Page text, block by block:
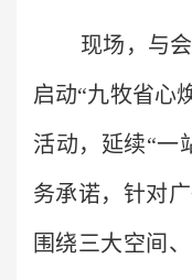
现场，与
启动“九牧省心
活动，延续“一
务承诺，针对
围绕三大空间